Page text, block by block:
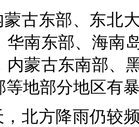
蒙古东部、东北
华南东部、海南
内蒙古东南部、
等地部分地区有
，北方降雨仍较